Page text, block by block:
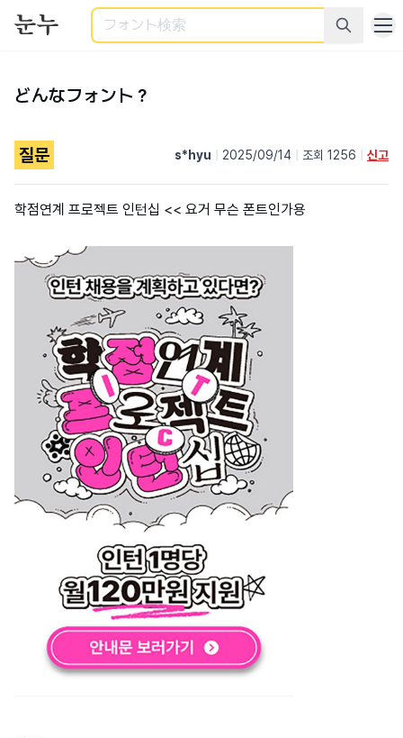
検索
どんなフォント？
질문 s*hyu 2025/09/14 조회 1256 신고
학점연계 프로젝트 인턴십 << 요거 무슨 폰트인가용